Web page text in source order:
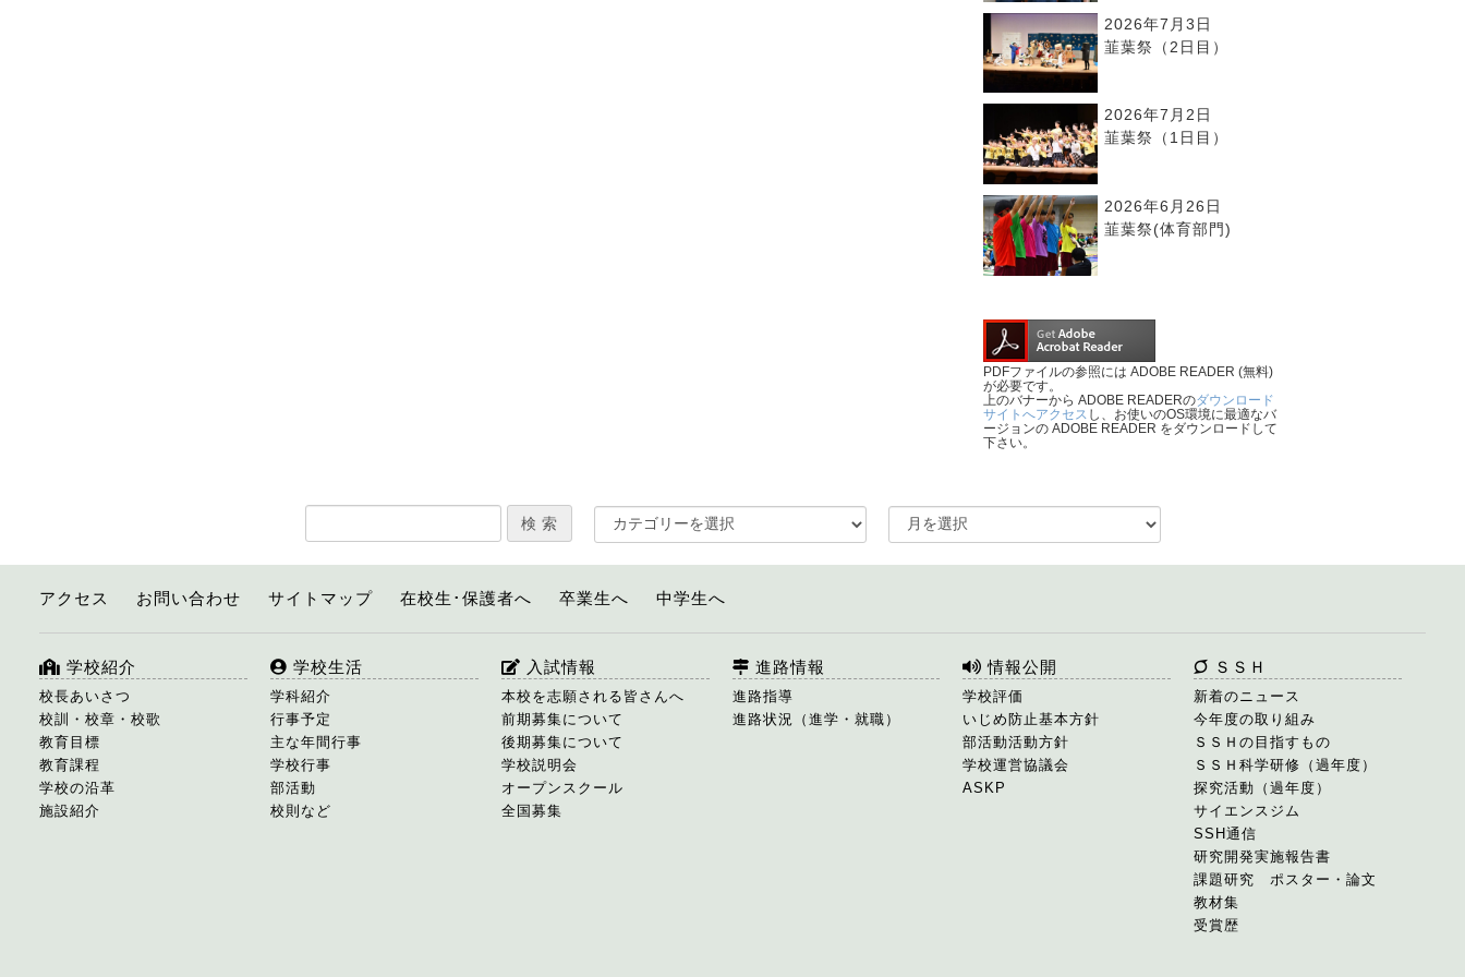
2026年7月3日
韮葉祭（2日目）
2026年7月2日
韮葉祭（1日目）
2026年6月26日
韮葉祭(体育部門)
PDFファイルの参照には ADOBE READER (無料)
が必要です。
上のバナーから ADOBE READERのダウンロード
サイトへアクセス し、お使いのOS環境に最適なバ
ージョンの ADOBE READER をダウンロードして
下さい。
アクセス お問い合わせ サイトマップ 在校生･保護者へ 卒業生へ 中学生へ
学校紹介
校長あいさつ
校訓・校章・校歌
教育目標
教育課程
学校の沿革
施設紹介
学校生活
学科紹介
行事予定
主な年間行事
学校行事
部活動
校則など
入試情報
本校を志願される皆さんへ
前期募集について
後期募集について
学校説明会
オープンスクール
全国募集
進路情報
進路指導
進路状況（進学・就職）
情報公開
学校評価
いじめ防止基本方針
部活動活動方針
学校運営協議会
ASKP
ＳＳＨ
新着のニュース
今年度の取り組み
ＳＳＨの目指すもの
ＳＳＨ科学研修（過年度）
探究活動（過年度）
サイエンスジム
SSH通信
研究開発実施報告書
課題研究 ポスター・論文
教材集
受賞歴